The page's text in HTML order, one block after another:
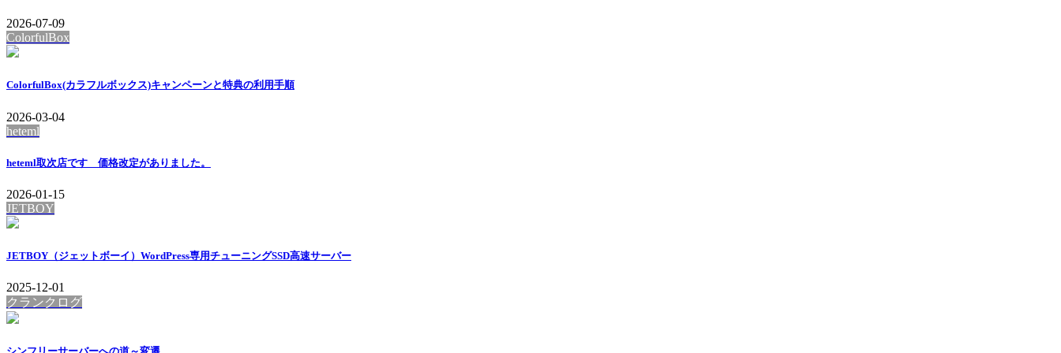
2026-07-09
ColorfulBox
ColorfulBox(カラフルボックス)キャンペーンと特典の利用手順
2026-03-04
heteml
heteml取次店です 価格改定がありました。
2026-01-15
JETBOY
JETBOY（ジェットボーイ）WordPress専用チューニングSSD高速サーバー
2025-12-01
クランクログ